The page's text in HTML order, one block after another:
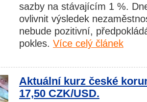
sazby na stávajícím 1 %.
ovlivnit výsledek
nebude pozitivní,
pokles. Více celý článek
Aktuální kurz české
17,50 CZK/USD.